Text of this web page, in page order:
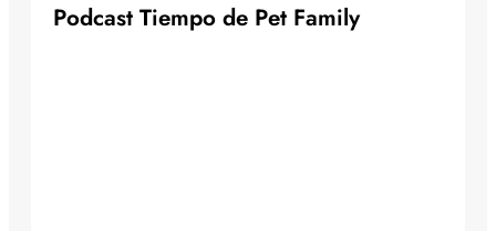
Podcast Tiempo de Pet Family